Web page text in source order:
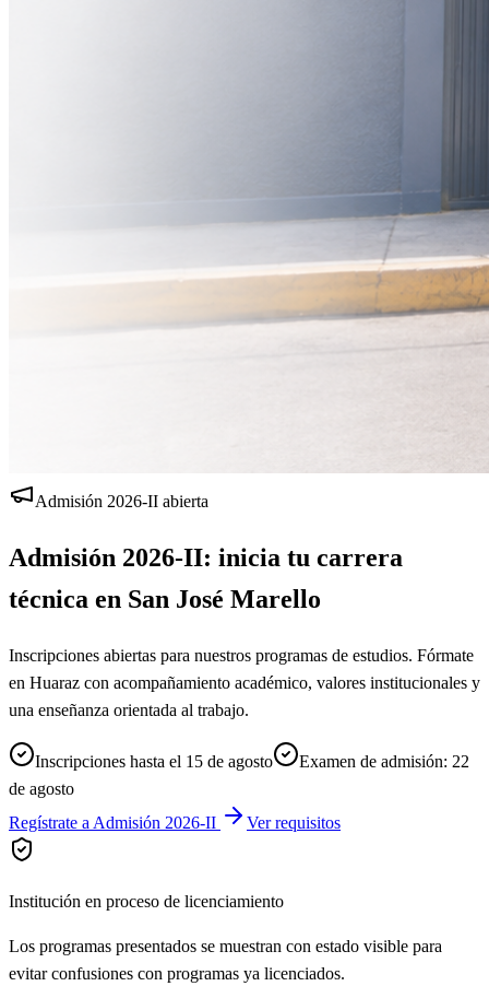
Admisión 2026-II abierta
Admisión 2026-II: inicia tu carrera
técnica en San José Marello
Inscripciones abiertas para nuestros programas de estudios. Fórmate
en Huaraz con acompañamiento académico, valores institucionales y
una enseñanza orientada al trabajo.
Inscripciones hasta el 15 de agosto
Examen de admisión: 22
de agosto
Regístrate a Admisión 2026-II
Ver requisitos
Institución en proceso de licenciamiento
Los programas presentados se muestran con estado visible para
evitar confusiones con programas ya licenciados.